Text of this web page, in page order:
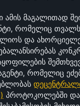
ამის მაგალითად
რომელიც თვალს
და
რომელიც
პროტოკოლებში და